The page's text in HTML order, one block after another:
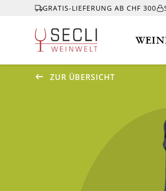
GRATIS-LIEFERUNG AB CHF 300
ZUR ÜBERSICHT